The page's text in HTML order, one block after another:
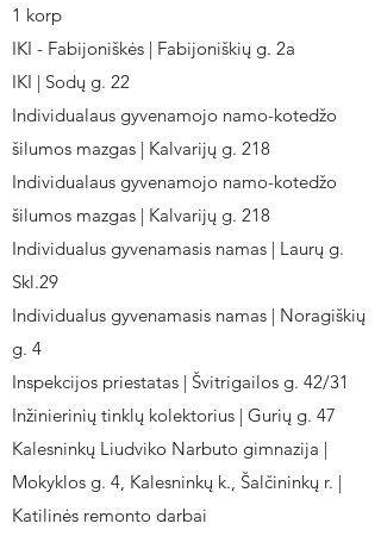
1 korp
IKI - Fabijoniškės | Fabijoniškių g. 2a
IKI | Sodų g. 22
Individualaus gyvenamojo namo-kotedžo
šilumos mazgas | Kalvarijų g. 218
Individualaus gyvenamojo namo-kotedžo
šilumos mazgas | Kalvarijų g. 218
Individualus gyvenamasis namas | Laurų g.
Skl.29
Individualus gyvenamasis namas | Noragiškių
g. 4
Inspekcijos priestatas | Švitrigailos g. 42/31
Inžinierinių tinklų kolektorius | Gurių g. 47
Kalesninkų Liudviko Narbuto gimnazija |
Mokyklos g. 4, Kalesninkų k., Šalčininkų r. |
Katilinės remonto darbai